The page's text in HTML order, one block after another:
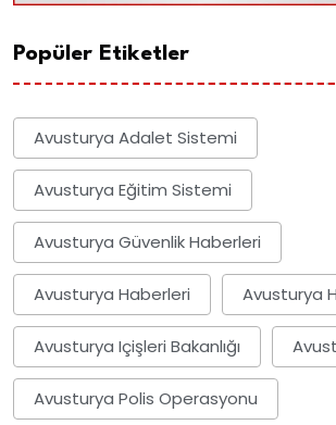
Popüler Etiketler
Avusturya Adalet Sistemi
Avusturya Eğitim Sistemi
Avusturya Güvenlik Haberleri
Avusturya Haberleri Avusturya
Avusturya Içişleri Bakanlığı
Avusturya Polis Operasyonu